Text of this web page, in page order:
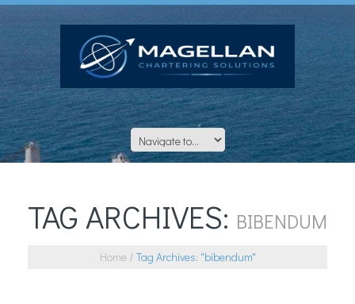
TAG ARCHIVES: BIBENDUM
Home Tag Archives: "bibendum"